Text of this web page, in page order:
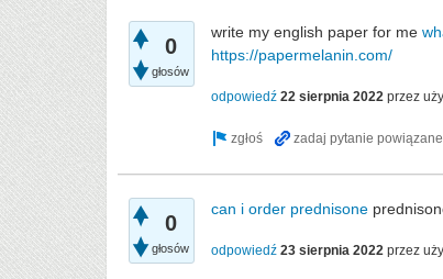
0
głosów
write my english paper for me
https://papermelanin.com/
odpowiedź 22 sierpnia 2022 przez
0
głosów
can i order prednisone
odpowiedź 23 sierpnia 2022 przez